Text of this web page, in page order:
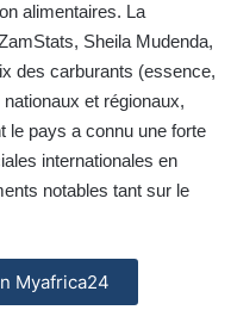
alimentaires. La
Sheila Mudenda,
des carburants (essence,
et régionaux,
le pays a connu une forte
internationales en
notables tant sur le
Myafrica24